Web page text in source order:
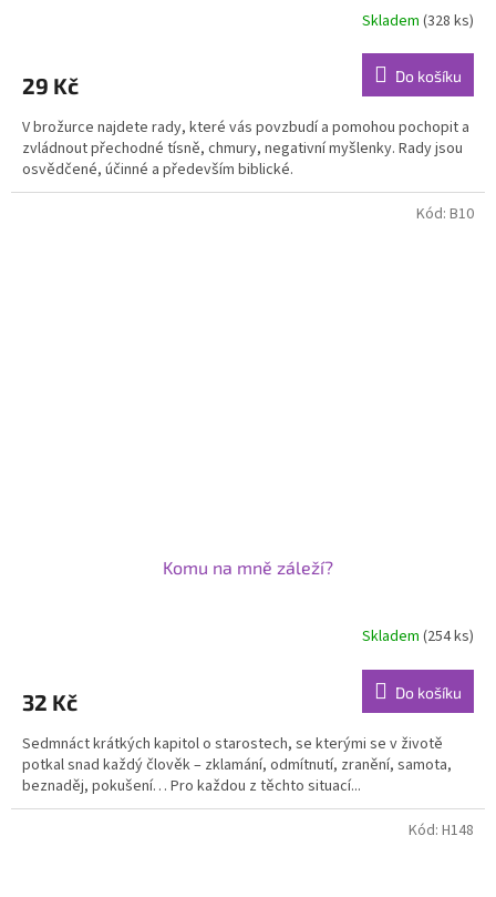
Skladem (328 ks)
29 Kč Do košíku
V brožurce najdete rady, které vás povzbudí a pomohou pochopit a
zvládnout přechodné tísně, chmury, negativní myšlenky. Rady jsou
osvědčené, účinné a především biblické.
Komu na mně záleží?
je
z
5
hvězdiček.
Skladem(254 ks)
32 Kč Do košíku
Sedmnáct krátkých kapitol o starostech, se kterými se v životě
potkal snad každý člověk – zklamání, odmítnutí, zranění, samota,
beznaděj, pokušení… Pro každou z těchto situací...
Kód: B10
Kód: H148